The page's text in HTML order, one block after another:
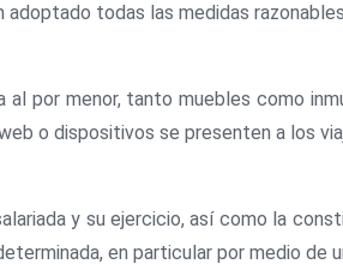
adoptado todas las medidas
por menor, tanto muebles como
o dispositivos se presenten a los
y su ejercicio, así como la
en particular por medio de